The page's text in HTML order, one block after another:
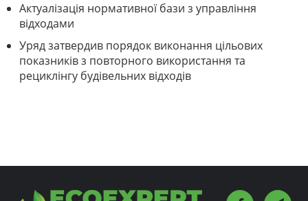
Актуалізація нормативної бази з управління
відходами
Уряд затвердив порядок виконання цільових
показників з повторного використання та
рециклінгу будівельних відходів